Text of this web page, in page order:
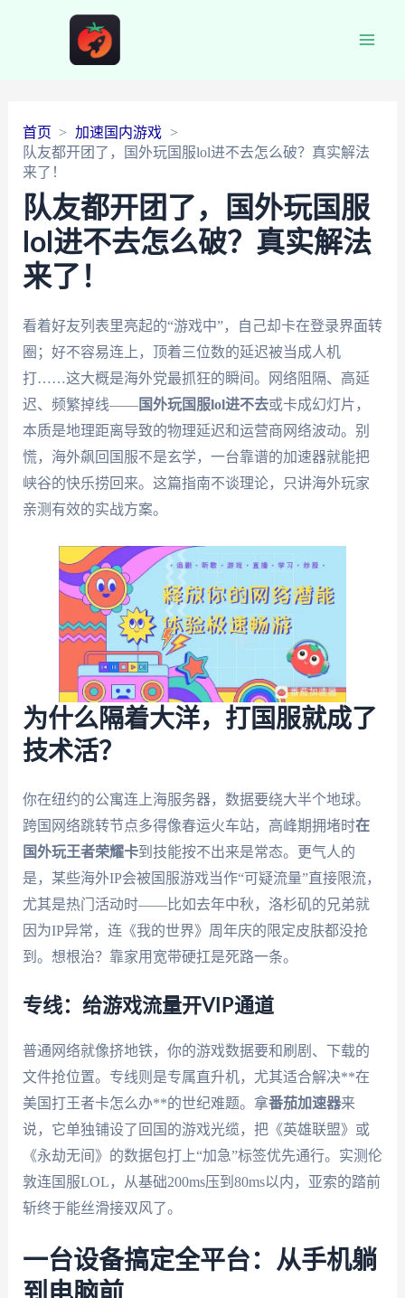
首页
加速国内游戏
队友都开团了，国外玩国服lol进不去怎么破？真实解法
来了！
队友都开团了，国外玩国服
lol进不去怎么破？真实解法
来了！
看着好友列表里亮起的“游戏中”，自己却卡在登录界面转
圈；好不容易连上，顶着三位数的延迟被当成人机
打……这大概是海外党最抓狂的瞬间。网络阻隔、高延
迟、频繁掉线——国外玩国服lol进不去或卡成幻灯片，
本质是地理距离导致的物理延迟和运营商网络波动。别
慌，海外飙回国服不是玄学，一台靠谱的加速器就能把
峡谷的快乐捞回来。这篇指南不谈理论，只讲海外玩家
亲测有效的实战方案。
为什么隔着大洋，打国服就成了
技术活？
你在纽约的公寓连上海服务器，数据要绕大半个地球。
跨国网络跳转节点多得像春运火车站，高峰期拥堵时在
国外玩王者荣耀卡到技能按不出来是常态。更气人的
是，某些海外IP会被国服游戏当作“可疑流量”直接限流，
尤其是热门活动时——比如去年中秋，洛杉矶的兄弟就
因为IP异常，连《我的世界》周年庆的限定皮肤都没抢
到。想根治？靠家用宽带硬扛是死路一条。
专线：给游戏流量开VIP通道
普通网络就像挤地铁，你的游戏数据要和刷剧、下载的
文件抢位置。专线则是专属直升机，尤其适合解决**在
美国打王者卡怎么办**的世纪难题。拿番茄加速器来
说，它单独铺设了回国的游戏光缆，把《英雄联盟》或
《永劫无间》的数据包打上“加急”标签优先通行。实测伦
敦连国服LOL，从基础200ms压到80ms以内，亚索的踏前
斩终于能丝滑接双风了。
一台设备搞定全平台：从手机躺